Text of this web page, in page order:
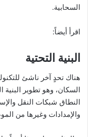
السحابية.
اقرأ أيضاً:
البنية التحتية
هناك تحدٍ آخر ناشئ
السكان، وهو تطوير البنية
النطاق شبكات النقل
والإمدادات وغيرها من